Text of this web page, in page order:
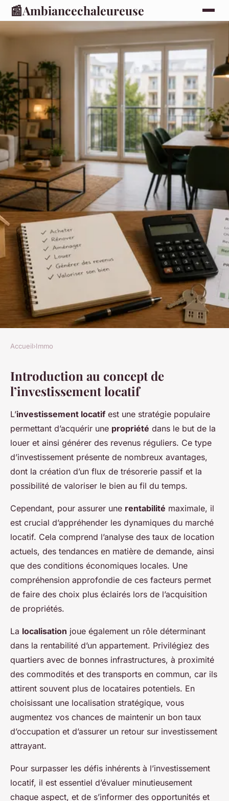
📰Ambiancechaleureuse
Transformer votre
appartement acheté en
investissement locatif
Elena • 20 décembre 2024 6 min de lecture
Accueil›Immo
Introduction au concept de
l’investissement locatif
L’investissement locatif est une stratégie populaire
permettant d’acquérir une propriété dans le but de la
louer et ainsi générer des revenus réguliers. Ce type
d’investissement présente de nombreux avantages,
dont la création d’un flux de trésorerie passif et la
possibilité de valoriser le bien au fil du temps.
Cependant, pour assurer une rentabilité maximale, il
est crucial d’appréhender les dynamiques du marché
locatif. Cela comprend l’analyse des taux de location
actuels, des tendances en matière de demande, ainsi
que des conditions économiques locales. Une
compréhension approfondie de ces facteurs permet
de faire des choix plus éclairés lors de l’acquisition
de propriétés.
La localisation joue également un rôle déterminant
dans la rentabilité d’un appartement. Privilégiez des
quartiers avec de bonnes infrastructures, à proximité
des commodités et des transports en commun, car ils
attirent souvent plus de locataires potentiels. En
choisissant une localisation stratégique, vous
augmentez vos chances de maintenir un bon taux
d’occupation et d’assurer un retour sur investissement
attrayant.
Pour surpasser les défis inhérents à l’investissement
locatif, il est essentiel d’évaluer minutieusement
chaque aspect, et de s’informer des opportunités et